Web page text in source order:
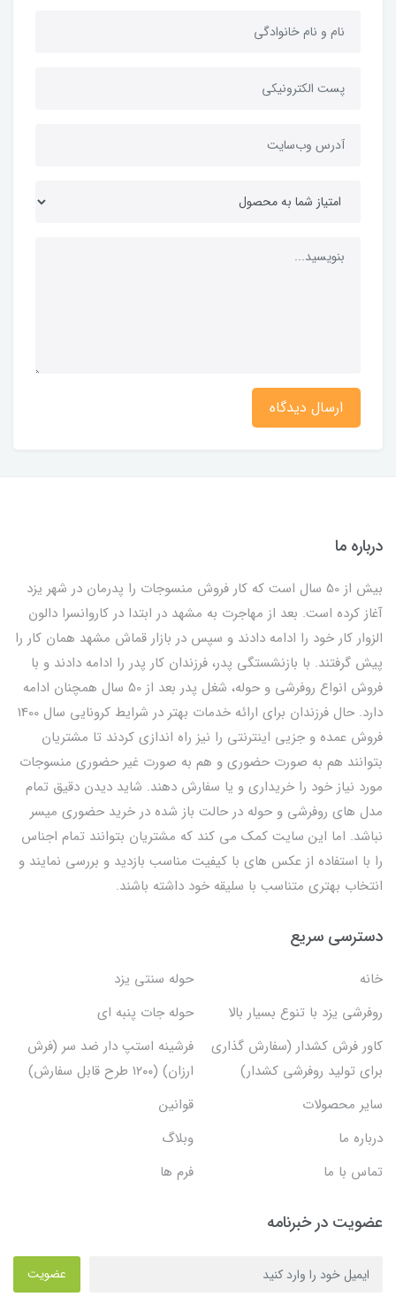
ارسال دیدگاه
درباره ما
بیش از 50 سال است که کار فروش منسوجات را پدرمان در شهر یزد
آغاز کرده است. بعد از مهاجرت به مشهد در ابتدا در کاروانسرا دالون
الزوار کار خود را ادامه دادند و سپس در بازار قماش مشهد همان کار را
پیش گرفتند. با بازنشستگی پدر، فرزندان کار پدر را ادامه دادند و با
فروش انواع روفرشی و حوله، شغل پدر بعد از 50 سال همچنان ادامه
دارد. حال فرزندان برای ارائه خدمات بهتر در شرایط کرونایی سال 1400
فروش عمده و جزیی اینترنتی را نیز راه اندازی کردند تا مشتریان
بتوانند هم به صورت حضوری و هم به صورت غیر حضوری منسوجات
مورد نیاز خود را خریداری و یا سفارش دهند. شاید دیدن دقیق تمام
مدل های روفرشی و حوله در حالت باز شده در خرید حضوری میسر
نباشد. اما این سایت کمک می کند که مشتریان بتوانند تمام اجناس
را با استفاده از عکس های با کیفیت مناسب بازدید و بررسی نمایند و
انتخاب بهتری متناسب با سلیقه خود داشته باشند.
دسترسی سریع
خانه
حوله سنتی یزد
روفرشی یزد با تنوع بسیار بالا
حوله جات پنبه ای
کاور فرش کشدار (سفارش گذاری
برای تولید روفرشی کشدار)
فرشینه استپ دار ضد سر (فرش
ارزان) (۱۲۰۰ طرح قابل سفارش)
سایر محصولات
قوانین
درباره ما
وبلاگ
تماس با ما
فرم ها
عضویت در خبرنامه
عضویت